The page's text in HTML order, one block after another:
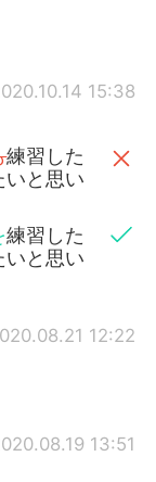
15:38
練習した
いと思い
練習した
いと思い
12:22
13:51